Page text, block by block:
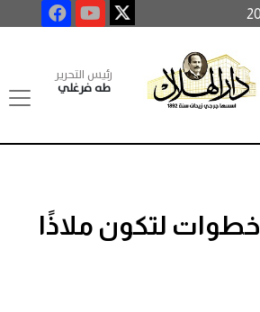
رئيس التحرير
طه فرغلي
للوالدين.. 4 خطوات لتكون ملاذًا